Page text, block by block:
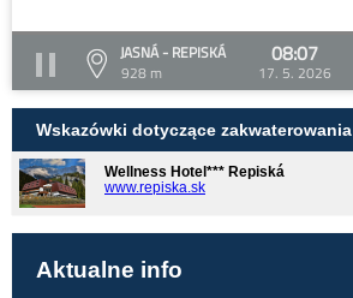
JASNÁ - REPISKÁ
928 m
08:07
17. 5. 2026
Wskazówki dotyczące zakwaterowania
Wellness Hotel*** Repiská
www.repiska.sk
Aktualne info